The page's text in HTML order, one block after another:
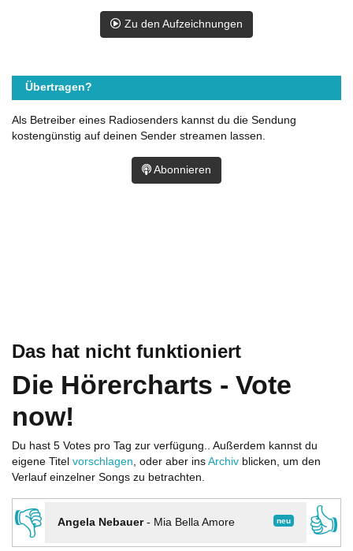
Das hat nicht funktioniert
Die Hörercharts - Vote
now!
Du hast 5 Votes pro Tag zur verfügung.. Außerdem kannst du
eigene Titel vorschlagen, oder aber ins Archiv blicken, um den
Verlauf einzelner Songs zu betrachten.
👎 neu
Angela Nebauer- Mia Bella Amore
👍
Zu den Aufzeichnungen
Übertragen?
Als Betreiber eines Radiosenders kannst du die Sendung
kostengünstig auf deinen Sender streamen lassen.
Abonnieren